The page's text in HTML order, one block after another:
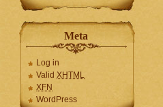
Meta
Log in
Valid XHTML
XFN
WordPress